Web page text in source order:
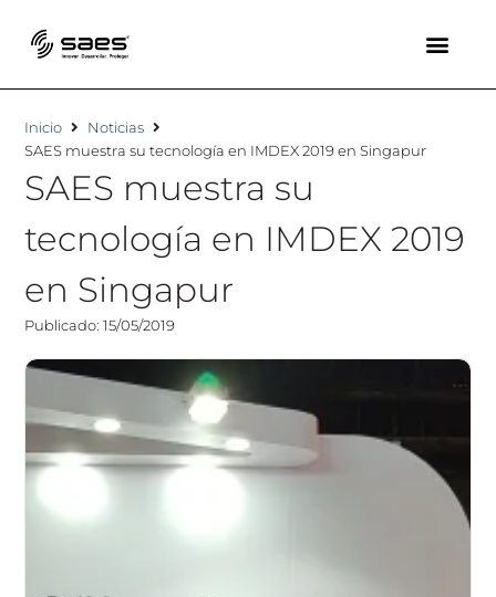
Inicio
Noticias
SAES muestra su tecnología en IMDEX 2019 en Singapur
SAES muestra su
tecnología en IMDEX 2019
en Singapur
Publicado: 15/05/2019